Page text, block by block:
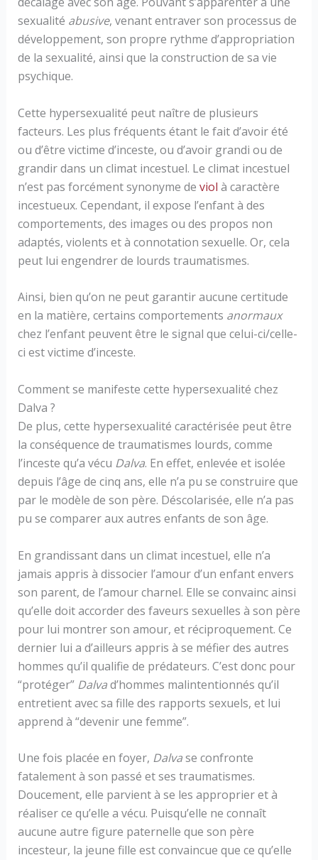
sexualité abusive, venant entraver son processus de
développement, son propre rythme d’appropriation
de la sexualité, ainsi que la construction de sa vie
psychique.
Cette hypersexualité peut naître de plusieurs
facteurs. Les plus fréquents étant le fait d’avoir été
ou d’être victime d’inceste, ou d’avoir grandi ou de
grandir dans un climat incestuel. Le climat incestuel
n’est pas forcément synonyme de viol à caractère
incestueux. Cependant, il expose l’enfant à des
comportements, des images ou des propos non
adaptés, violents et à connotation sexuelle. Or, cela
peut lui engendrer de lourds traumatismes.
Ainsi, bien qu’on ne peut garantir aucune certitude
en la matière, certains comportements anormaux
chez l’enfant peuvent être le signal que celui-ci/celle-
ci est victime d’inceste.
Comment se manifeste cette hypersexualité chez
Dalva ?
De plus, cette hypersexualité caractérisée peut être
la conséquence de traumatismes lourds, comme
l’inceste qu’a vécu Dalva. En effet, enlevée et isolée
depuis l’âge de cinq ans, elle n’a pu se construire que
par le modèle de son père. Déscolarisée, elle n’a pas
pu se comparer aux autres enfants de son âge.
En grandissant dans un climat incestuel, elle n’a
jamais appris à dissocier l’amour d’un enfant envers
son parent, de l’amour charnel. Elle se convainc ainsi
qu’elle doit accorder des faveurs sexuelles à son père
pour lui montrer son amour, et réciproquement. Ce
dernier lui a d’ailleurs appris à se méfier des autres
hommes qu’il qualifie de prédateurs. C’est donc pour
“protéger”Dalvad’hommes malintentionnés qu’il
entretient avec sa fille des rapports sexuels, et lui
apprend à “devenir une femme”.
Une fois placée en foyer, Dalvase confronte
fatalement à son passé et ses traumatismes.
Doucement, elle parvient à se les approprier et à
réaliser ce qu’elle a vécu. Puisqu’elle ne connaît
aucune autre figure paternelle que son père
incesteur, la jeune fille est convaincue que ce qu’elle